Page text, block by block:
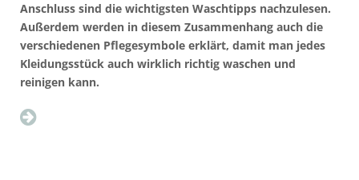
Anschluss sind die wichtigsten Waschtipps nachzulesen.
Außerdem werden in diesem Zusammenhang auch die
verschiedenen Pflegesymbole erklärt, damit man jedes
Kleidungsstück auch wirklich richtig waschen und
reinigen kann.